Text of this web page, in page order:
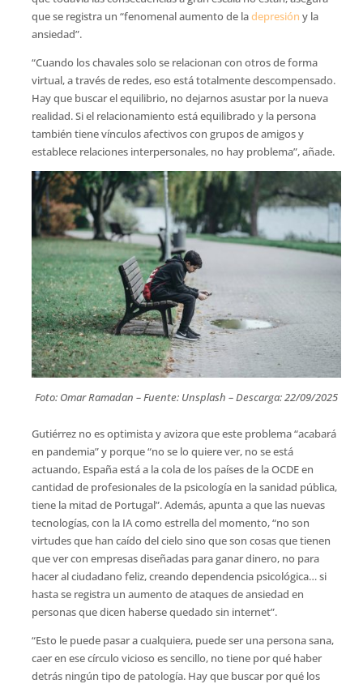
que se registra un “fenomenal aumento de ladepresión y la
ansiedad”.
“Cuando los chavales solo se relacionan con otros de forma
virtual, a través de redes, eso está totalmente descompensado.
Hay que buscar el equilibrio, no dejarnos asustar por la nueva
realidad. Si el relacionamiento está equilibrado y la persona
también tiene vínculos afectivos con grupos de amigos y
establece relaciones interpersonales, no hay problema”, añade.
Foto: Omar Ramadan – Fuente: Unsplash – Descarga: 22/09/2025
Gutiérrez no es optimista y avizora que este problema “acabará
en pandemia” y porque “no se lo quiere ver, no se está
actuando, España está a la cola de los países de la OCDE en
cantidad de profesionales de la psicología en la sanidad pública,
tiene la mitad de Portugal”. Además, apunta a que las nuevas
tecnologías, con la IA como estrella del momento, “no son
virtudes que han caído del cielo sino que son cosas que tienen
que ver con empresas diseñadas para ganar dinero, no para
hacer al ciudadano feliz, creando dependencia psicológica… si
hasta se registra un aumento de ataques de ansiedad en
personas que dicen haberse quedado sin internet”.
“Esto le puede pasar a cualquiera, puede ser una persona sana,
caer en ese círculo vicioso es sencillo, no tiene por qué haber
detrás ningún tipo de patología. Hay que buscar por qué los